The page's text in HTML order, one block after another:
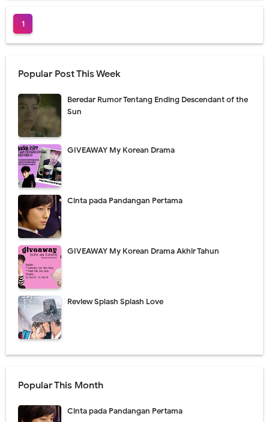
1
Popular Post This Week
Beredar Rumor Tentang Ending Descendant of the
Sun
GIVEAWAY My Korean Drama
Cinta pada Pandangan Pertama
GIVEAWAY My Korean Drama Akhir Tahun
Review Splash Splash Love
Popular This Month
Cinta pada Pandangan Pertama